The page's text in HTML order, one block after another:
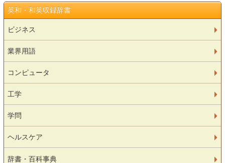
英和・和英収録辞書
ビジネス
業界用語
コンピュータ
工学
学問
ヘルスケア
辞書・百科事典